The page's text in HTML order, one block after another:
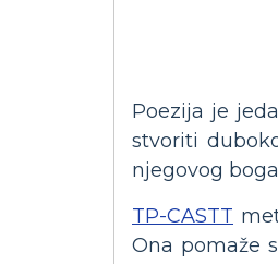
Poezija je
stvoriti
njegovog
TP-CASTT
Ona pomaže